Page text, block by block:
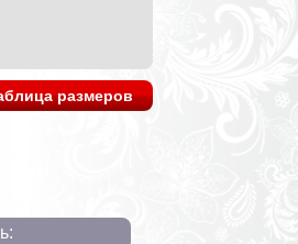
усадку не дает
размеров